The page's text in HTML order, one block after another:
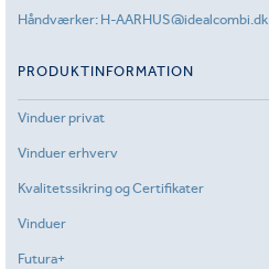
Håndværker: H-AARHUS@idealcombi.dk
PRODUKTINFORMATION
Vinduer privat
Vinduer erhverv
Kvalitetssikring og Certifikater
Vinduer
Futura+